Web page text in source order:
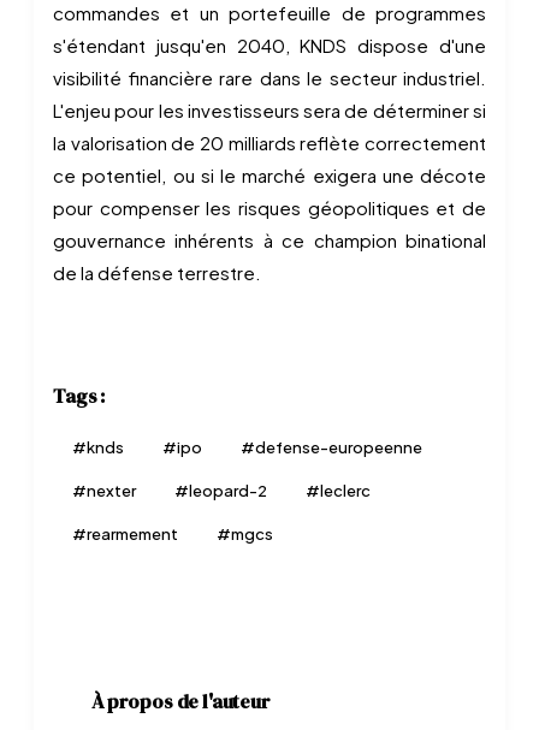
commandes et un portefeuille de programmes
s'étendant jusqu'en 2040, KNDS dispose d'une
visibilité financière rare dans le secteur industriel.
L'enjeu pour les investisseurs sera de déterminer si
la valorisation de 20 milliards reflète correctement
ce potentiel, ou si le marché exigera une décote
pour compenser les risques géopolitiques et de
gouvernance inhérents à ce champion binational
de la défense terrestre.
Tags :
#knds #ipo #defense-europeenne
#nexter #leopard-2 #leclerc
#rearmement #mgcs
À propos de l'auteur